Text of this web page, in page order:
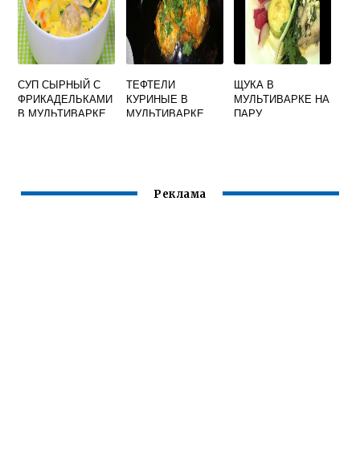
СУП СЫРНЫЙ С
ФРИКАДЕЛЬКАМИ
В МУЛЬТИВАРКЕ
ТЕФТЕЛИ
КУРИНЫЕ В
МУЛЬТИВАРКЕ
ЩУКА В
МУЛЬТИВАРКЕ НА
ПАРУ
Реклама